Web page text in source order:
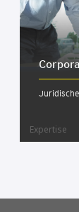
Expertise